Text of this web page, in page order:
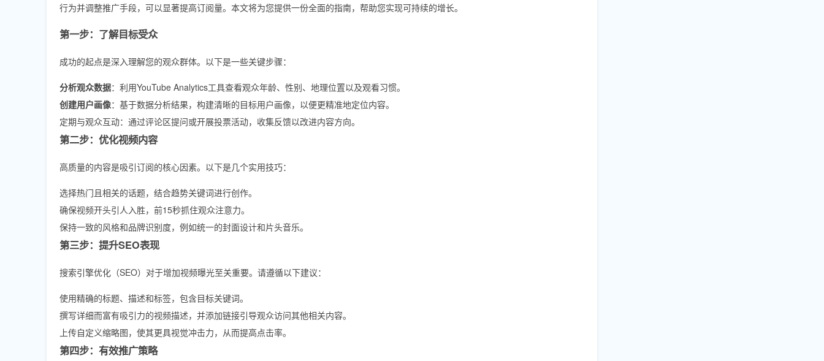
行为并调整推广手段，可以显著提高订阅量。本文将为您提供一份全面的指南，帮助您实现可持续的增长。
第一步：了解目标受众
成功的起点是深入理解您的观众群体。以下是一些关键步骤：
分析观众数据：利用YouTube Analytics工具查看观众年龄、性别、地理位置以及观看习惯。
创建用户画像：基于数据分析结果，构建清晰的目标用户画像，以便更精准地定位内容。
定期与观众互动：通过评论区提问或开展投票活动，收集反馈以改进内容方向。
第二步：优化视频内容
高质量的内容是吸引订阅的核心因素。以下是几个实用技巧：
选择热门且相关的话题，结合趋势关键词进行创作。
确保视频开头引人入胜，前15秒抓住观众注意力。
保持一致的风格和品牌识别度，例如统一的封面设计和片头音乐。
第三步：提升SEO表现
搜索引擎优化（SEO）对于增加视频曝光至关重要。请遵循以下建议：
使用精确的标题、描述和标签，包含目标关键词。
撰写详细而富有吸引力的视频描述，并添加链接引导观众访问其他相关内容。
上传自定义缩略图，使其更具视觉冲击力，从而提高点击率。
第四步：有效推广策略